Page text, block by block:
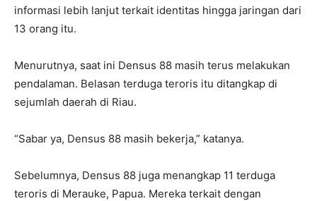
informasi lebih lanjut terkait identitas hingga jaringan dari
13 orang itu.
Menurutnya, saat ini Densus 88 masih terus melakukan
pendalaman. Belasan terduga teroris itu ditangkap di
sejumlah daerah di Riau.
“Sabar ya, Densus 88 masih bekerja,” katanya.
Sebelumnya, Densus 88 juga menangkap 11 terduga
teroris di Merauke, Papua. Mereka terkait dengan